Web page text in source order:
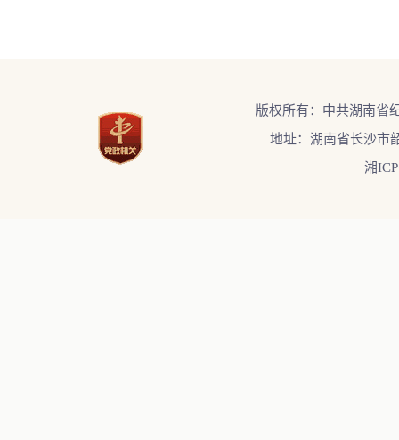
版权所有：中共湖南省
地址：湖南省长沙市
湘